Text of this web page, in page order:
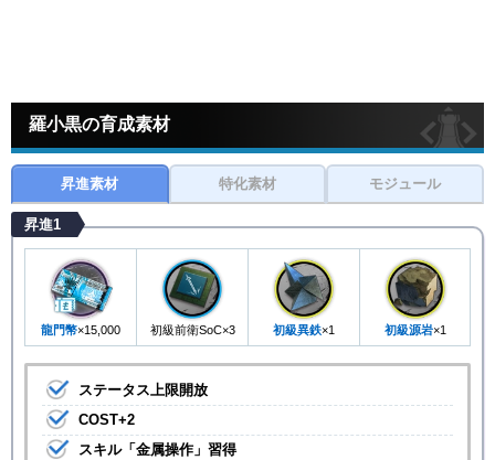
羅小黒の育成素材
昇進素材 特化素材 モジュール
昇進1
龍門幣×15,000 初級前衛SoC×3 初級異鉄×1 初級源岩×1
ステータス上限開放
COST+2
スキル「金属操作」習得